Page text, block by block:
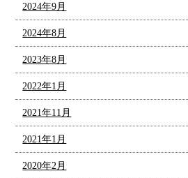
2024年9月
2024年8月
2023年8月
2022年1月
2021年11月
2021年1月
2020年2月